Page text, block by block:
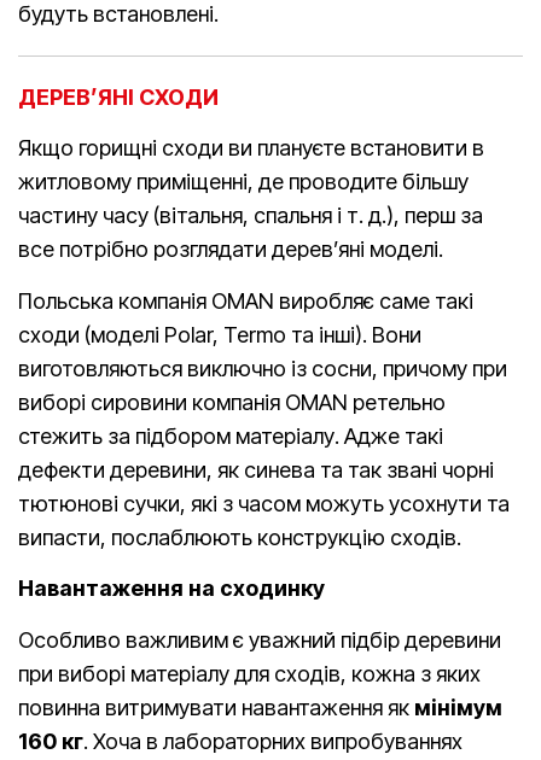
будуть встановлені.
ДЕРЕВ’ЯНІ СХОДИ
Якщо горищні сходи ви плануєте встановити в
житловому приміщенні, де проводите більшу
частину часу (вітальня, спальня і т. д.), перш за
все потрібно розглядати дерев’яні моделі.
Польська компанія OMAN виробляє саме такі
сходи (моделі Polar, Termo та інші). Вони
виготовляються виключно із сосни, причому при
виборі сировини компанія OMAN ретельно
стежить за підбором матеріалу. Адже такі
дефекти деревини, як синева та так звані чорні
тютюнові сучки, які з часом можуть усохнути та
випасти, послаблюють конструкцію сходів.
Навантаження на сходинку
Особливо важливим є уважний підбір деревини
при виборі матеріалу для сходів, кожна з яких
повинна витримувати навантаження як мінімум
160 кг. Хоча в лабораторних випробуваннях